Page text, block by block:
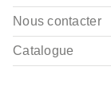
Nous contacter
Catalogue